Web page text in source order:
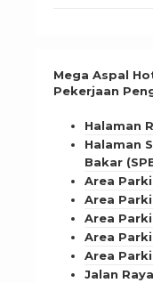
Mega Aspal
Pekerjaan
Halaman
Halaman
Bakar
Area
Area
Area
Area
Area
Jalan Raya